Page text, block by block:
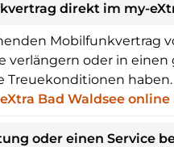
direkt im my-
Mobilfunkvertrag
verlängern oder in
Bad Waldsee online
oder einen Service